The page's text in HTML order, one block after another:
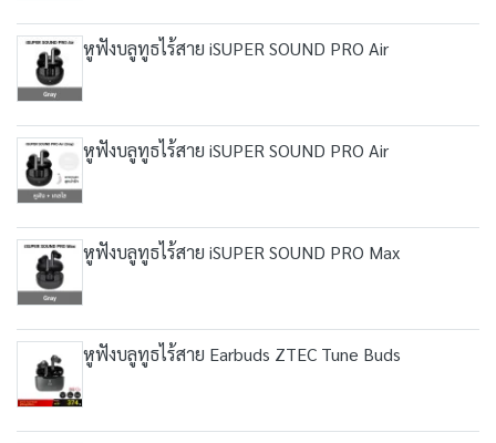
หูฟังบลูทูธไร้สาย iSUPER SOUND PRO Air
หูฟังบลูทูธไร้สาย iSUPER SOUND PRO Air
หูฟังบลูทูธไร้สาย iSUPER SOUND PRO Max
หูฟังบลูทูธไร้สาย Earbuds ZTEC Tune Buds